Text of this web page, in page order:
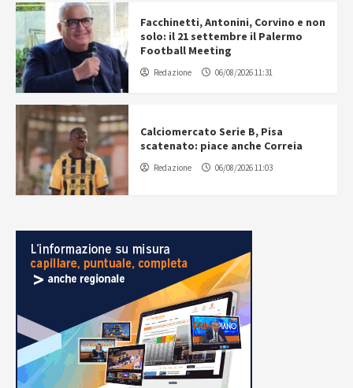
Facchinetti, Antonini, Corvino e non
solo: il 21 settembre il Palermo
Football Meeting
Redazione 06/08/2026 11:31
Calciomercato Serie B, Pisa
scatenato: piace anche Correia
Redazione 06/08/2026 11:03